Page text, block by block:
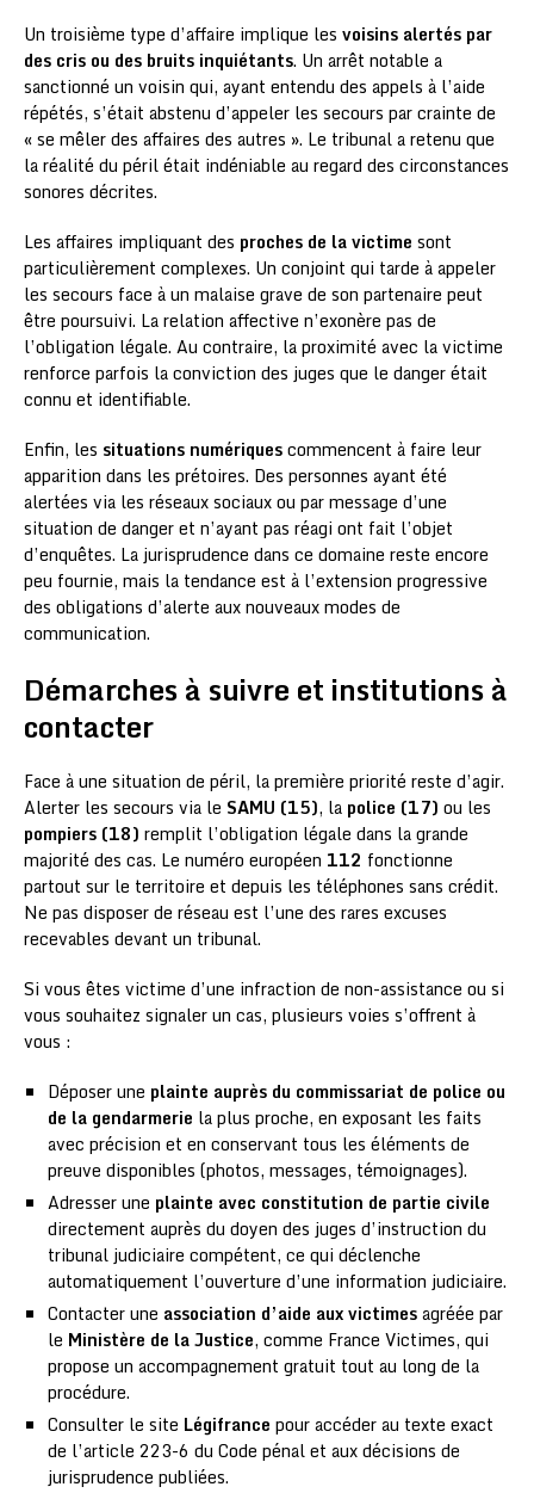
Un troisième type d’affaire implique les voisins alertés par
des cris ou des bruits inquiétants. Un arrêt notable a
sanctionné un voisin qui, ayant entendu des appels à l’aide
répétés, s’était abstenu d’appeler les secours par crainte de
« se mêler des affaires des autres ». Le tribunal a retenu que
la réalité du péril était indéniable au regard des circonstances
sonores décrites.
Les affaires impliquant des proches de la victime sont
particulièrement complexes. Un conjoint qui tarde à appeler
les secours face à un malaise grave de son partenaire peut
être poursuivi. La relation affective n’exonère pas de
l’obligation légale. Au contraire, la proximité avec la victime
renforce parfois la conviction des juges que le danger était
connu et identifiable.
Enfin, les situations numériquescommencent à faire leur
apparition dans les prétoires. Des personnes ayant été
alertées via les réseaux sociaux ou par message d’une
situation de danger et n’ayant pas réagi ont fait l’objet
d’enquêtes. La jurisprudence dans ce domaine reste encore
peu fournie, mais la tendance est à l’extension progressive
des obligations d’alerte aux nouveaux modes de
communication.
Démarches à suivre et institutions à
contacter
Face à une situation de péril, la première priorité reste d’agir.
Alerter les secours via le SAMU (15), la police (17) ou les
pompiers (18) remplit l’obligation légale dans la grande
majorité des cas. Le numéro européen 112 fonctionne
partout sur le territoire et depuis les téléphones sans crédit.
Ne pas disposer de réseau est l’une des rares excuses
recevables devant un tribunal.
Si vous êtes victime d’une infraction de non-assistance ou si
vous souhaitez signaler un cas, plusieurs voies s’offrent à
vous :
Déposer une plainte auprès du commissariat de police ou
de la gendarmerie la plus proche, en exposant les faits
avec précision et en conservant tous les éléments de
preuve disponibles (photos, messages, témoignages).
Adresser une plainte avec constitution de partie civile
directement auprès du doyen des juges d’instruction du
tribunal judiciaire compétent, ce qui déclenche
automatiquement l’ouverture d’une information judiciaire.
Contacter une association d’aide aux victimesagréée par
le Ministère de la Justice, comme France Victimes, qui
propose un accompagnement gratuit tout au long de la
procédure.
Consulter le site Légifrance pour accéder au texte exact
de l’article 223-6 du Code pénal et aux décisions de
jurisprudence publiées.